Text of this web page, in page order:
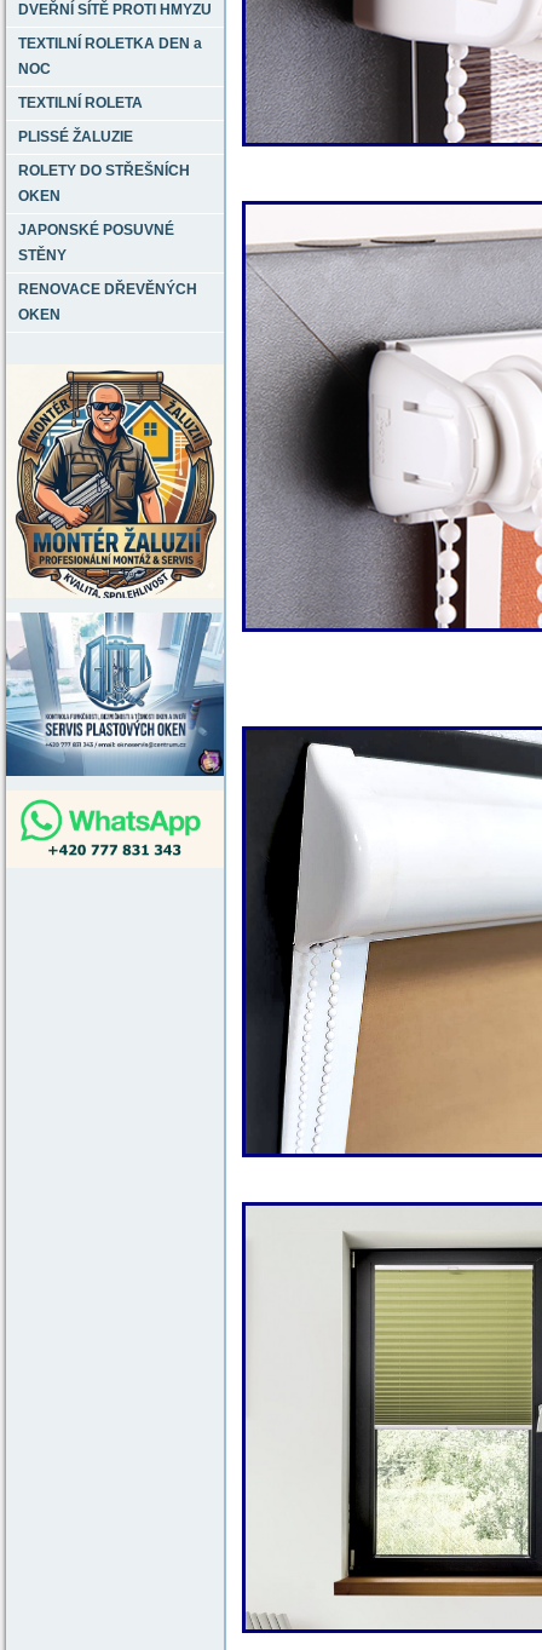
DVEŘNÍ SÍTĚ PROTI HMYZU
TEXTILNÍ ROLETKA DEN a
NOC
TEXTILNÍ ROLETA
PLISSÉ ŽALUZIE
ROLETY DO STŘEŠNÍCH
OKEN
JAPONSKÉ POSUVNÉ
STĚNY
RENOVACE DŘEVĚNÝCH
OKEN